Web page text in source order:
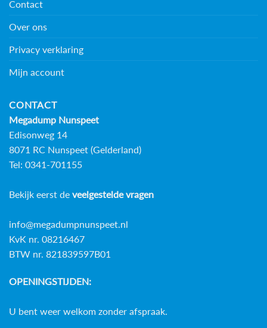
Contact
Over ons
Privacy verklaring
Mijn account
CONTACT
Megadump Nunspeet
Edisonweg 14
8071 RC Nunspeet (Gelderland)
Tel: 0341-701155
Bekijk eerst de veelgestelde vragen
info@megadumpnunspeet.nl
KvK nr. 08216467
BTW nr. 821839597B01
OPENINGSTIJDEN:
U bent weer welkom zonder afspraak.